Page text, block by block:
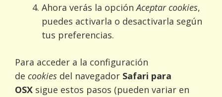
Ahora verás la opciónAceptar cookies,
puedes activarla o desactivarla según
tus preferencias.
Para acceder a la configuración
de cookies del navegador Safari para
OSX sigue estos pasos (pueden variar en